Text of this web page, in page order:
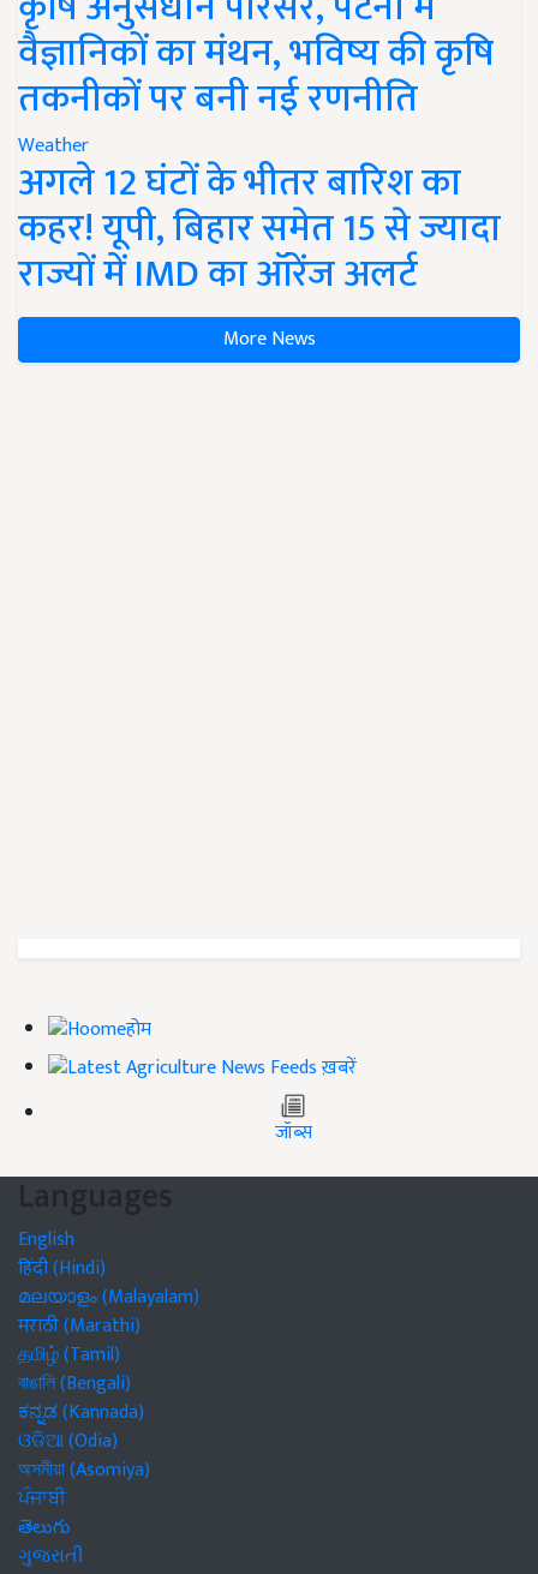
वैज्ञानिकों का मंथन, भविष्य की कृषि
तकनीकों पर बनी नई रणनीति
Weather
अगले 12 घंटों के भीतर बारिश का
कहर! यूपी, बिहार समेत 15 से ज्यादा
राज्यों में IMD का ऑरेंज अलर्ट
More News
होम
ख़बरें
जॉब्स
Languages
English
हिंदी (Hindi)
മലയാളം (Malayalam)
मराठी (Marathi)
தமிழ் (Tamil)
বাঙালি (Bengali)
ಕನ್ನಡ (Kannada)
ଓଡିଆ (Odia)
অসমীয়া (Asomiya)
ਪੰਜਾਬੀ
తెలుగు
ગુજરાતી